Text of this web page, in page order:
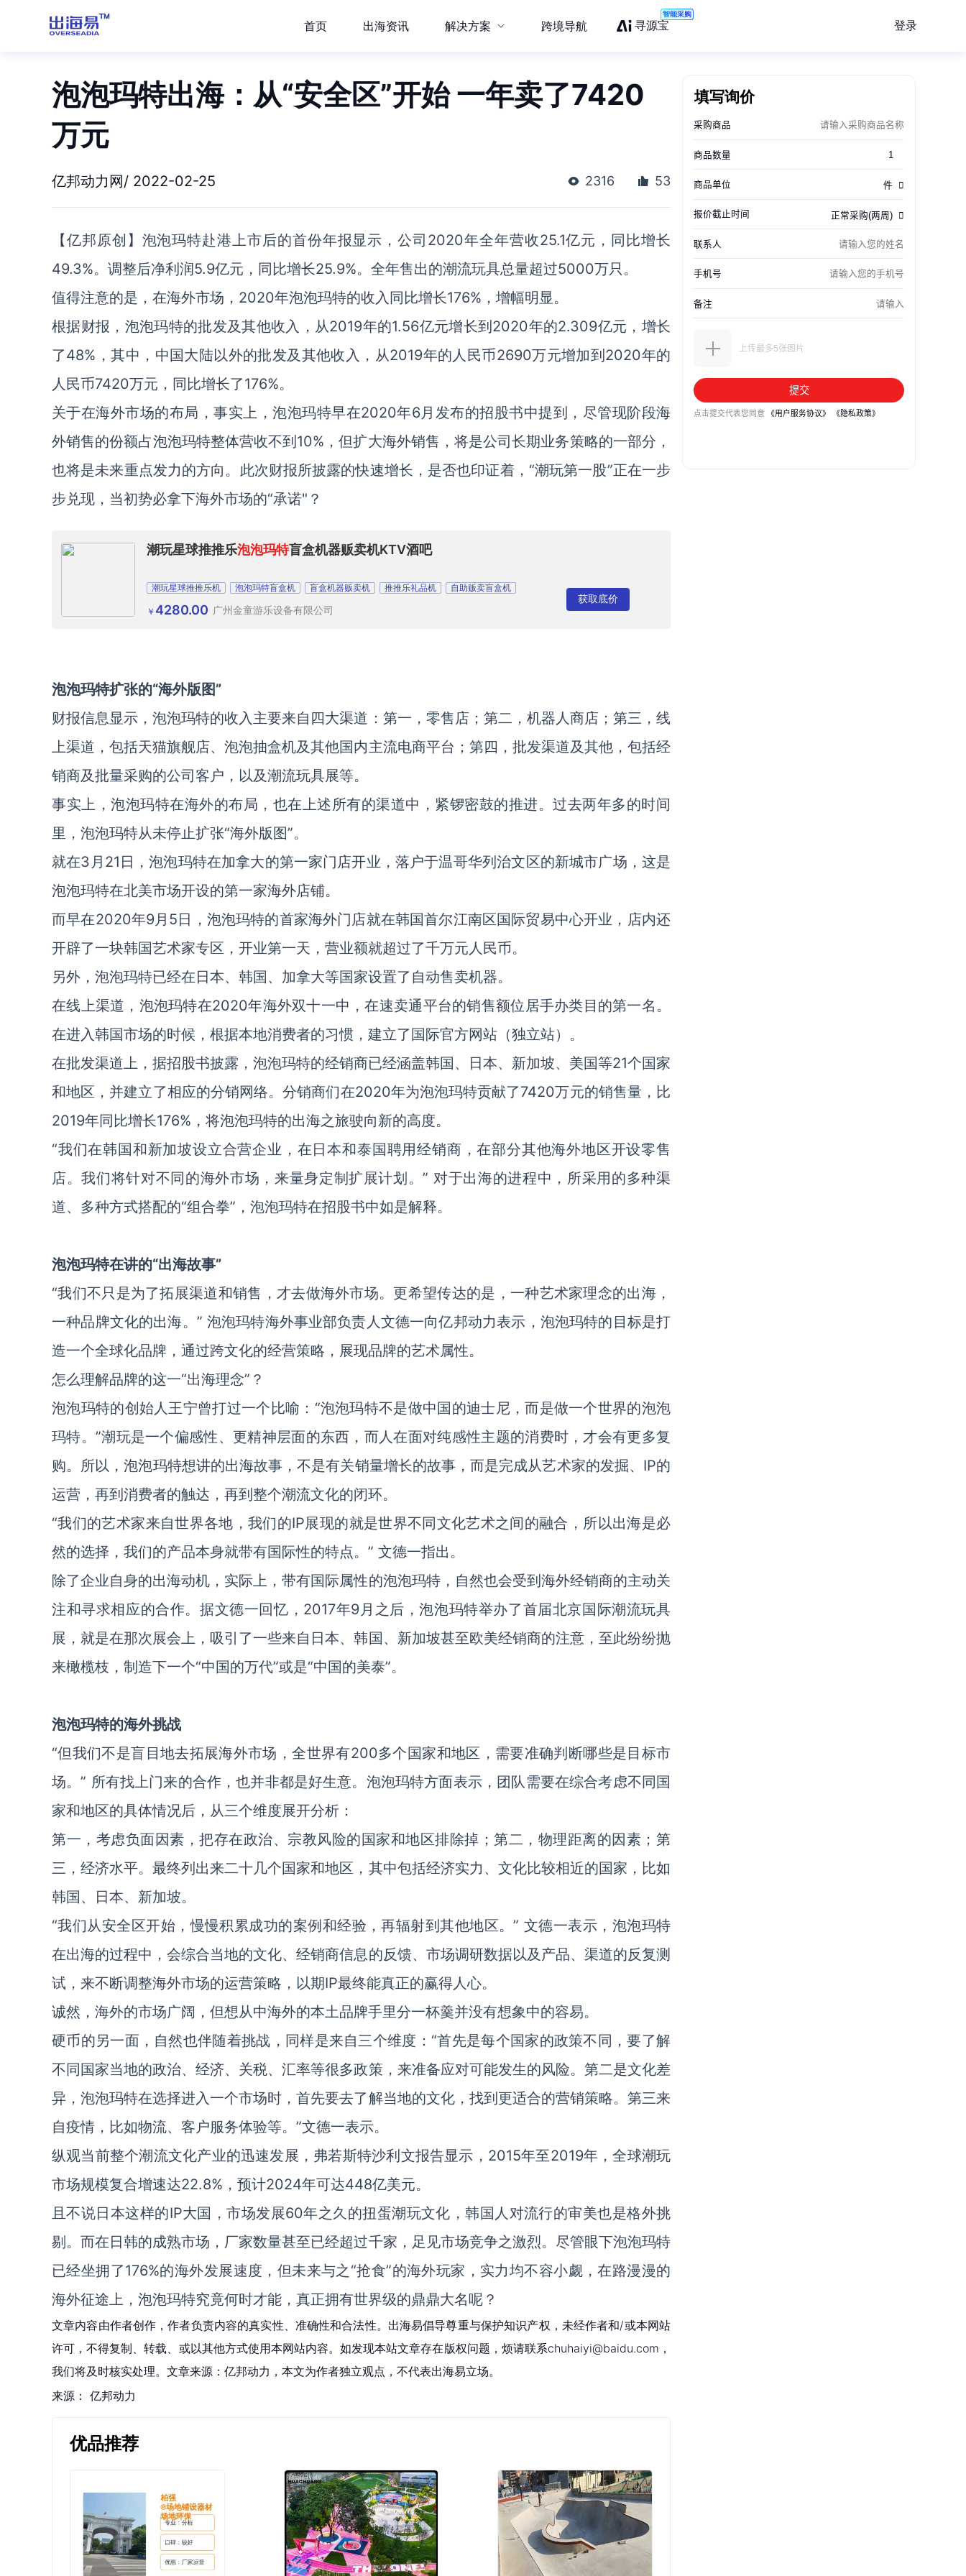
首页 出海资讯 解决方案 跨境导航 寻源宝
智能采购
登录
泡泡玛特出海：从“安全区”开始 一年卖了7420
万元
亿邦动力网/ 2022-02-25 2316 53
【亿邦原创】泡泡玛特赴港上市后的首份年报显示，公司2020年全年营收25.1亿元，同比增长
49.3%。调整后净利润5.9亿元，同比增长25.9%。全年售出的潮流玩具总量超过5000万只。
值得注意的是，在海外市场，2020年泡泡玛特的收入同比增长176%，增幅明显。
根据财报，泡泡玛特的批发及其他收入，从2019年的1.56亿元增长到2020年的2.309亿元，增长
了48%，其中，中国大陆以外的批发及其他收入，从2019年的人民币2690万元增加到2020年的
人民币7420万元，同比增长了176%。
关于在海外市场的布局，事实上，泡泡玛特早在2020年6月发布的招股书中提到，尽管现阶段海
外销售的份额占泡泡玛特整体营收不到10%，但扩大海外销售，将是公司长期业务策略的一部分，
也将是未来重点发力的方向。此次财报所披露的快速增长，是否也印证着，“潮玩第一股”正在一步
步兑现，当初势必拿下海外市场的“承诺"？
潮玩星球推推乐泡泡玛特盲盒机器贩卖机KTV酒吧
潮玩星球推推乐机 泡泡玛特盲盒机 盲盒机器贩卖机 推推乐礼品机 自助贩卖盲盒机
￥ 4280.00 广州金童游乐设备有限公司
获取底价
泡泡玛特扩张的“海外版图”
财报信息显示，泡泡玛特的收入主要来自四大渠道：第一，零售店；第二，机器人商店；第三，线
上渠道，包括天猫旗舰店、泡泡抽盒机及其他国内主流电商平台；第四，批发渠道及其他，包括经
销商及批量采购的公司客户，以及潮流玩具展等。
事实上，泡泡玛特在海外的布局，也在上述所有的渠道中，紧锣密鼓的推进。过去两年多的时间
里，泡泡玛特从未停止扩张“海外版图”。
就在3月21日，泡泡玛特在加拿大的第一家门店开业，落户于温哥华列治文区的新城市广场，这是
泡泡玛特在北美市场开设的第一家海外店铺。
而早在2020年9月5日，泡泡玛特的首家海外门店就在韩国首尔江南区国际贸易中心开业，店内还
开辟了一块韩国艺术家专区，开业第一天，营业额就超过了千万元人民币。
另外，泡泡玛特已经在日本、韩国、加拿大等国家设置了自动售卖机器。
在线上渠道，泡泡玛特在2020年海外双十一中，在速卖通平台的销售额位居手办类目的第一名。
在进入韩国市场的时候，根据本地消费者的习惯，建立了国际官方网站（独立站）。
在批发渠道上，据招股书披露，泡泡玛特的经销商已经涵盖韩国、日本、新加坡、美国等21个国家
和地区，并建立了相应的分销网络。分销商们在2020年为泡泡玛特贡献了7420万元的销售量，比
2019年同比增长176%，将泡泡玛特的出海之旅驶向新的高度。
“我们在韩国和新加坡设立合营企业，在日本和泰国聘用经销商，在部分其他海外地区开设零售
店。我们将针对不同的海外市场，来量身定制扩展计划。” 对于出海的进程中，所采用的多种渠
道、多种方式搭配的“组合拳”，泡泡玛特在招股书中如是解释。
泡泡玛特在讲的“出海故事”
“我们不只是为了拓展渠道和销售，才去做海外市场。更希望传达的是，一种艺术家理念的出海，
一种品牌文化的出海。” 泡泡玛特海外事业部负责人文德一向亿邦动力表示，泡泡玛特的目标是打
造一个全球化品牌，通过跨文化的经营策略，展现品牌的艺术属性。
怎么理解品牌的这一“出海理念”？
泡泡玛特的创始人王宁曾打过一个比喻：“泡泡玛特不是做中国的迪士尼，而是做一个世界的泡泡
玛特。”潮玩是一个偏感性、更精神层面的东西，而人在面对纯感性主题的消费时，才会有更多复
购。所以，泡泡玛特想讲的出海故事，不是有关销量增长的故事，而是完成从艺术家的发掘、IP的
运营，再到消费者的触达，再到整个潮流文化的闭环。
“我们的艺术家来自世界各地，我们的IP展现的就是世界不同文化艺术之间的融合，所以出海是必
然的选择，我们的产品本身就带有国际性的特点。” 文德一指出。
除了企业自身的出海动机，实际上，带有国际属性的泡泡玛特，自然也会受到海外经销商的主动关
注和寻求相应的合作。据文德一回忆，2017年9月之后，泡泡玛特举办了首届北京国际潮流玩具
展，就是在那次展会上，吸引了一些来自日本、韩国、新加坡甚至欧美经销商的注意，至此纷纷抛
来橄榄枝，制造下一个“中国的万代”或是“中国的美泰”。
泡泡玛特的海外挑战
“但我们不是盲目地去拓展海外市场，全世界有200多个国家和地区，需要准确判断哪些是目标市
场。” 所有找上门来的合作，也并非都是好生意。泡泡玛特方面表示，团队需要在综合考虑不同国
家和地区的具体情况后，从三个维度展开分析：
第一，考虑负面因素，把存在政治、宗教风险的国家和地区排除掉；第二，物理距离的因素；第
三，经济水平。最终列出来二十几个国家和地区，其中包括经济实力、文化比较相近的国家，比如
韩国、日本、新加坡。
“我们从安全区开始，慢慢积累成功的案例和经验，再辐射到其他地区。” 文德一表示，泡泡玛特
在出海的过程中，会综合当地的文化、经销商信息的反馈、市场调研数据以及产品、渠道的反复测
试，来不断调整海外市场的运营策略，以期IP最终能真正的赢得人心。
诚然，海外的市场广阔，但想从中海外的本土品牌手里分一杯羹并没有想象中的容易。
硬币的另一面，自然也伴随着挑战，同样是来自三个维度：“首先是每个国家的政策不同，要了解
不同国家当地的政治、经济、关税、汇率等很多政策，来准备应对可能发生的风险。第二是文化差
异，泡泡玛特在选择进入一个市场时，首先要去了解当地的文化，找到更适合的营销策略。第三来
自疫情，比如物流、客户服务体验等。”文德一表示。
纵观当前整个潮流文化产业的迅速发展，弗若斯特沙利文报告显示，2015年至2019年，全球潮玩
市场规模复合增速达22.8%，预计2024年可达448亿美元。
且不说日本这样的IP大国，市场发展60年之久的扭蛋潮玩文化，韩国人对流行的审美也是格外挑
剔。而在日韩的成熟市场，厂家数量甚至已经超过千家，足见市场竞争之激烈。尽管眼下泡泡玛特
已经坐拥了176%的海外发展速度，但未来与之“抢食”的海外玩家，实力均不容小觑，在路漫漫的
海外征途上，泡泡玛特究竟何时才能，真正拥有世界级的鼎鼎大名呢？
文章内容由作者创作，作者负责内容的真实性、准确性和合法性。出海易倡导尊重与保护知识产权，未经作者和/或本网站
许可，不得复制、转载、或以其他方式使用本网站内容。如发现本站文章存在版权问题，烦请联系chuhaiyi@baidu.com，
我们将及时核实处理。文章来源：亿邦动力，本文为作者独立观点，不代表出海易立场。
来源： 亿邦动力
优品推荐
填写询价